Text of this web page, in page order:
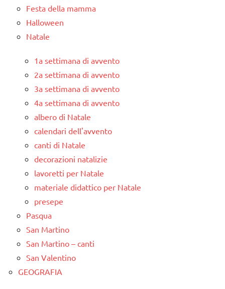
Festa della mamma
Halloween
Natale
1a settimana di avvento
2a settimana di avvento
3a settimana di avvento
4a settimana di avvento
albero di Natale
calendari dell'avvento
canti di Natale
decorazioni natalizie
lavoretti per Natale
materiale didattico per Natale
presepe
Pasqua
San Martino
San Martino – canti
San Valentino
GEOGRAFIA